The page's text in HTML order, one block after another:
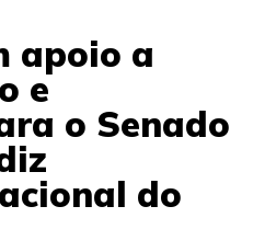
apoio a
e
o Senado
do